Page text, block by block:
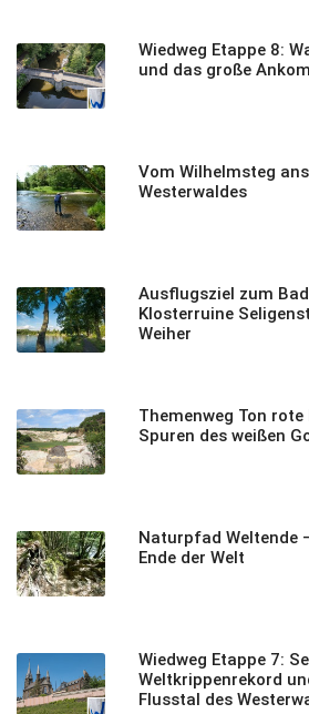
Wiedweg Etappe 8:
und das große
Vom Wilhelmsteg
Westerwaldes
Ausflugsziel zum
Klosterruine
Weiher
Themenweg Ton
Spuren des weißen
Naturpfad Weltende
Ende der Welt
Wiedweg Etappe 7:
Weltkrippenrekord
Flusstal des